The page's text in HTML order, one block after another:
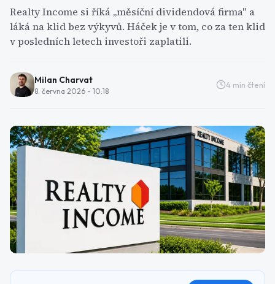
NOVÉ
Realty Income si říká „měsíční dividendová firma" a
láká na klid bez výkyvů. Háček je v tom, co za ten klid
v posledních letech investoři zaplatili.
Milan Charvat
8. června 2026 - 10:18
4 min čtení